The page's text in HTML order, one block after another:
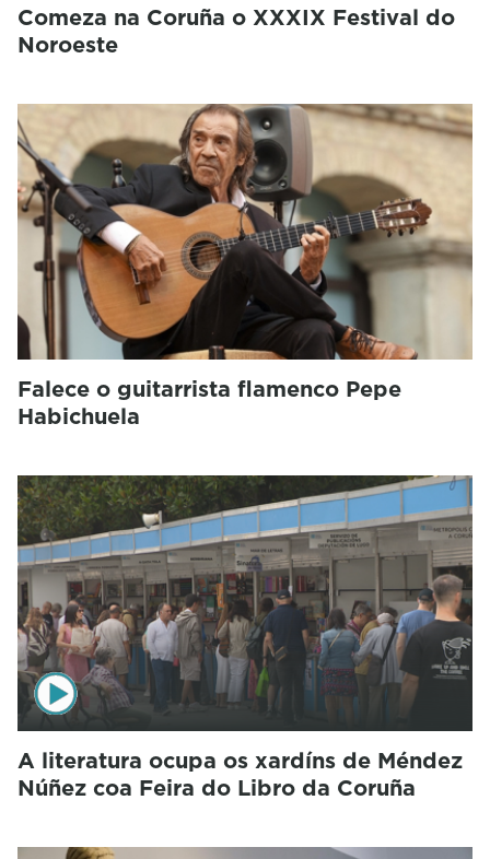
Comeza na Coruña o XXXIX Festival do
Noroeste
Falece o guitarrista flamenco Pepe
Habichuela
A literatura ocupa os xardíns de Méndez
Núñez coa Feira do Libro da Coruña